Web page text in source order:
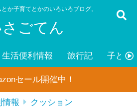
か子育てとかのいろいろブログ。
ごてん
生活便利情報 旅行記 子ども
セール開催中！
情報 クッション